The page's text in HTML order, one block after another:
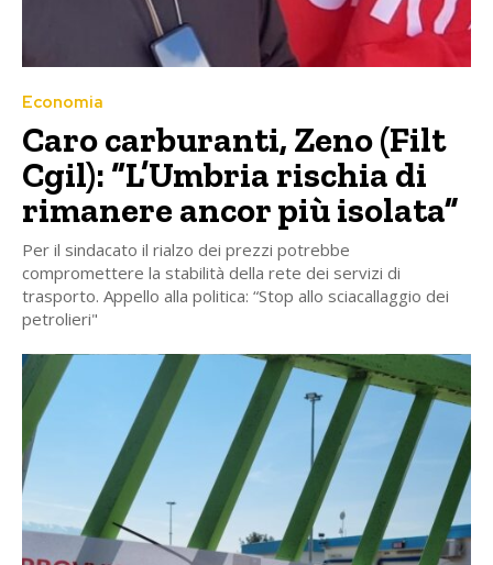
Economia
Caro carburanti, Zeno (Filt
Cgil): “L’Umbria rischia di
rimanere ancor più isolata”
Per il sindacato il rialzo dei prezzi potrebbe
compromettere la stabilità della rete dei servizi di
trasporto. Appello alla politica: “Stop allo sciacallaggio dei
petrolieri"